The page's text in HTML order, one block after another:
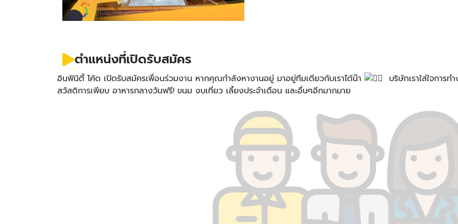
ตำแหน่งที่เปิดรับสมัคร
อินฟินิตี้ โค้ด เปิดรับสมัครเพื่อนร่วมงาน หากคุณกำลังหางานอยู่ มาอยู่ทีมเดียวกับเราได้น๊า
บริษัทเราใส่ใจกา
สวัสดิการเพียบ อาหารกลางวันฟรี! ขนม งบเที่ยว เลี้ยงประจำเดือน และอื่นๆอีกมากมาย